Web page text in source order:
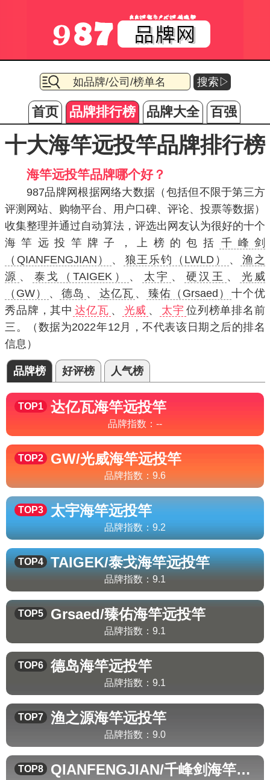
搜索▷
首页 品牌排行榜 品牌大全 百强
十大海竿远投竿品牌排行榜
海竿远投竿品牌哪个好？
987品牌网根据网络大数据（包括但不限于第三方
评测网站、购物平台、用户口碑、评论、投票等数据）
收集整理并通过自动算法，评选出网友认为很好的十个
海竿远投竿牌子，上榜的包括
千峰剑
（QIANFENGJIAN）
、 狼王乐钓（LWLD） 、
渔之
源 、 泰戈（TAIGEK） 、 太宇 、 硬汉王 、
光威
（GW）
、 德岛 、 达亿瓦 、 臻佑（Grsaed）
十个优
秀品牌，其中 达亿瓦 、 光威 、 太宇 位列榜单排名前
三。（数据为2022年12月，不代表该日期之后的排名
信息）
品牌榜 好评榜 人气榜
TOP1 达亿瓦海竿远投竿
品牌指数： --
TOP2 GW/光威海竿远投竿
品牌指数： 9.6
TOP3 太宇海竿远投竿
品牌指数： 9.2
TOP4 TAIGEK/泰戈海竿远投竿
品牌指数： 9.1
TOP5 Grsaed/臻佑海竿远投竿
品牌指数： 9.1
TOP6 德岛海竿远投竿
品牌指数： 9.1
TOP7 渔之源海竿远投竿
品牌指数： 9.0
TOP8 QIANFENGJIAN/千峰剑海竿远投竿